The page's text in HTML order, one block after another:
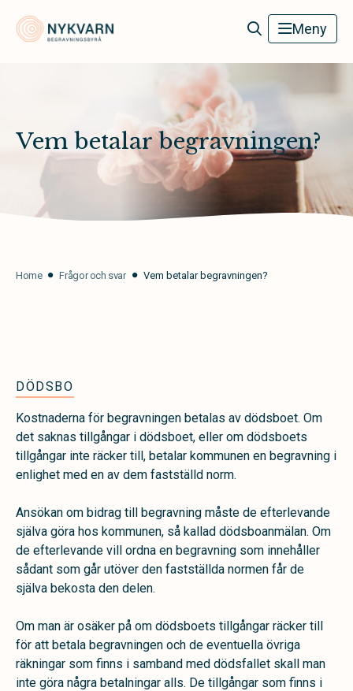
Nykvarn Begravningsbyrå Meny
Vem betalar begravningen?
Home Frågor och svar Vem betalar begravningen?
DÖDSBO
Kostnaderna för begravningen betalas av dödsboet. Om
det saknas tillgångar i dödsboet, eller om dödsboets
tillgångar inte räcker till, betalar kommunen en begravning i
enlighet med en av dem fastställd norm.
Ansökan om bidrag till begravning måste de efterlevande
själva göra hos kommunen, så kallad dödsboanmälan. Om
de efterlevande vill ordna en begravning som innehåller
sådant som går utöver den fastställda normen får de
själva bekosta den delen.
Om man är osäker på om dödsboets tillgångar räcker till
för att betala begravningen och de eventuella övriga
räkningar som finns i samband med dödsfallet skall man
inte göra några betalningar alls. De tillgångar som finns i